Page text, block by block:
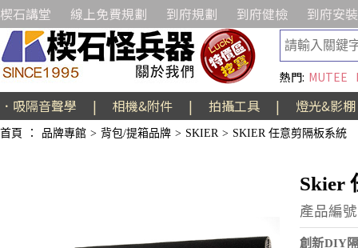
楔石講堂 線上免費規劃 到府規劃 到府健檢 到府安裝
熱門: MUTEE
．吸隔音聲學 | 相機&附件 | 拍攝工具 | 燈光&影棚
首頁 ： 品牌專館 > 背包/提箱品牌 > SKIER > SKIER 任意剪隔板系統
Skier
產品編
創新DIY